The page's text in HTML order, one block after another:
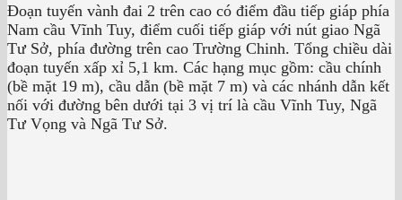
Đoạn tuyến vành đai 2 trên cao có điểm đầu tiếp giáp phía
Nam cầu Vĩnh Tuy, điểm cuối tiếp giáp với nút giao Ngã
Tư Sở, phía đường trên cao Trường Chinh. Tổng chiều dài
đoạn tuyến xấp xỉ 5,1 km. Các hạng mục gồm: cầu chính
(bề mặt 19 m), cầu dẫn (bề mặt 7 m) và các nhánh dẫn kết
nối với đường bên dưới tại 3 vị trí là cầu Vĩnh Tuy, Ngã
Tư Vọng và Ngã Tư Sở.